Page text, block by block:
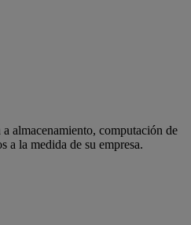
almacenamiento, computación de
a la medida de su empresa.